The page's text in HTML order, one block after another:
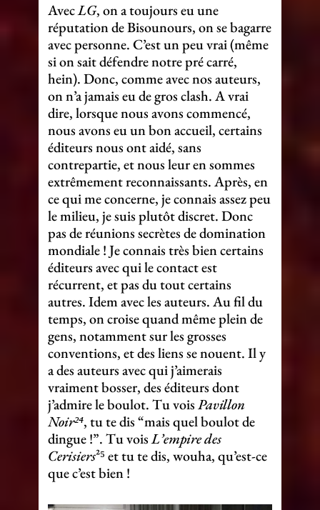
AvecLG, on a toujours eu une
réputation de Bisounours, on se bagarre
avec personne. C’est un peu vrai (même
si on sait défendre notre pré carré,
hein). Donc, comme avec nos auteurs,
on n’a jamais eu de gros clash. A vrai
dire, lorsque nous avons commencé,
nous avons eu un bon accueil, certains
éditeurs nous ont aidé, sans
contrepartie, et nous leur en sommes
extrêmement reconnaissants. Après, en
ce qui me concerne, je connais assez peu
le milieu, je suis plutôt discret. Donc
pas de réunions secrètes de domination
mondiale ! Je connais très bien certains
éditeurs avec qui le contact est
récurrent, et pas du tout certains
autres. Idem avec les auteurs. Au fil du
temps, on croise quand même plein de
gens, notamment sur les grosses
conventions, et des liens se nouent. Il y
a des auteurs avec qui j’aimerais
vraiment bosser, des éditeurs dont
j’admire le boulot. Tu voisPavillon
Noir²⁴, tu te dis “mais quel boulot de
dingue !”. Tu voisL’empire des
Cerisiers²⁵ et tu te dis, wouha, qu’est-ce
que c’est bien !